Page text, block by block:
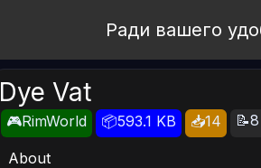
Ради вашего
Dye Vat
🎮RimWorld 📦593.1 KB 📥14
About